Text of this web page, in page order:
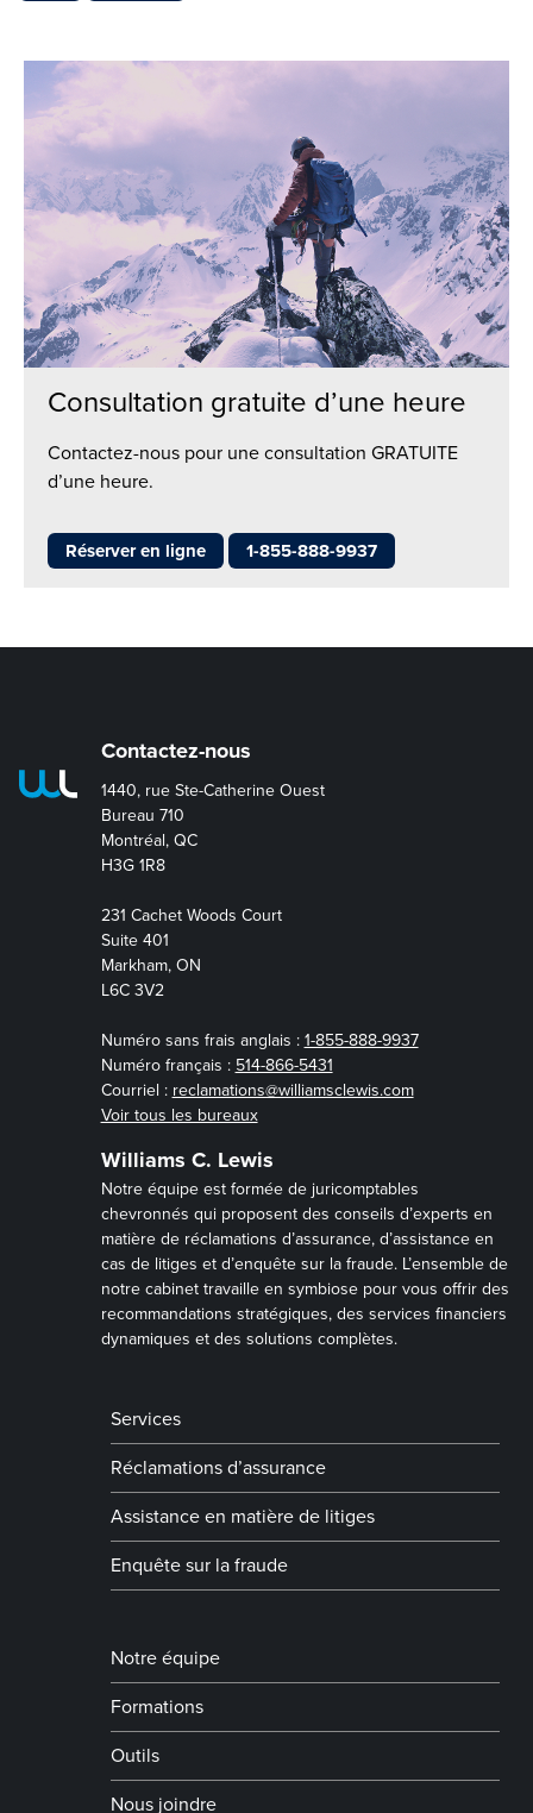
Consultation gratuite d’une heure
Contactez-nous pour une consultation GRATUITE
d’une heure.
Réserver en ligne 1-855-888-9937
Contactez-nous
1440, rue Ste-Catherine Ouest
Bureau 710
Montréal, QC
H3G 1R8
231 Cachet Woods Court
Suite 401
Markham, ON
L6C 3V2
Numéro sans frais anglais : 1-855-888-9937
Numéro français : 514-866-5431
Courriel : reclamations@williamsclewis.com
Voir tous les bureaux
Williams C. Lewis
Notre équipe est formée de juricomptables
chevronnés qui proposent des conseils d’experts en
matière de réclamations d’assurance, d’assistance en
cas de litiges et d’enquête sur la fraude. L’ensemble de
notre cabinet travaille en symbiose pour vous offrir des
recommandations stratégiques, des services financiers
dynamiques et des solutions complètes.
Services
Réclamations d’assurance
Assistance en matière de litiges
Enquête sur la fraude
Notre équipe
Formations
Outils
Nous joindre